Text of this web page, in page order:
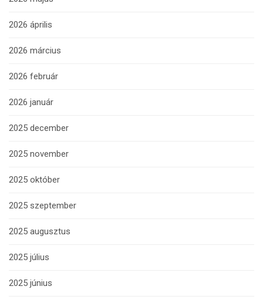
2026 április
2026 március
2026 február
2026 január
2025 december
2025 november
2025 október
2025 szeptember
2025 augusztus
2025 július
2025 június